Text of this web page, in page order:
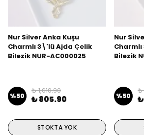
Nur Silver Anka Kuşu
Charmlı 3\'lü Ajda Çelik
Bilezik NUR-AC000025
%50
₺ 1,610.90
₺ 805.90
STOKTA YOK
Nur
Bilezik
%50
₺